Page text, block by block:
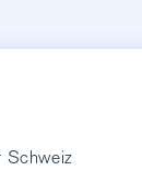
Schweiz